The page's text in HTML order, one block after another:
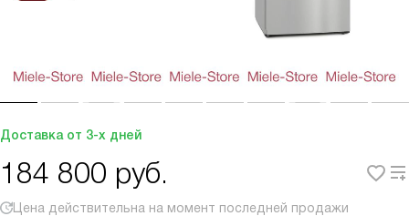
Доставка от 3-х дней
184 800 руб.
Цена действительна на момент последней продажи